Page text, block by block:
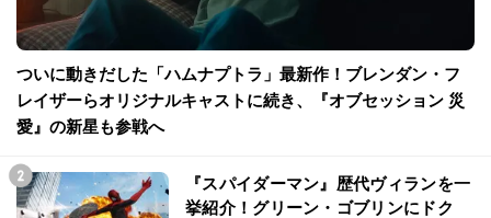
ついに動きだした「ハムナプトラ」最新作！ブレンダン・フ
レイザーらオリジナルキャストに続き、『オブセッション 災
愛』の新星も参戦へ
『スパイダーマン』歴代ヴィランを一
挙紹介！グリーン・ゴブリンにドク